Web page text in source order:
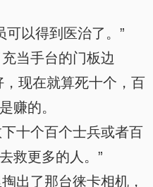
以得到医治了。”
当手台的门板边
，现在就算死十个，百
赚的。
十个百个士兵或者百
救更多的人。”
出了那台徕卡相机，